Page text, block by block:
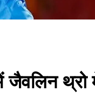
जैवलिन थ्रो